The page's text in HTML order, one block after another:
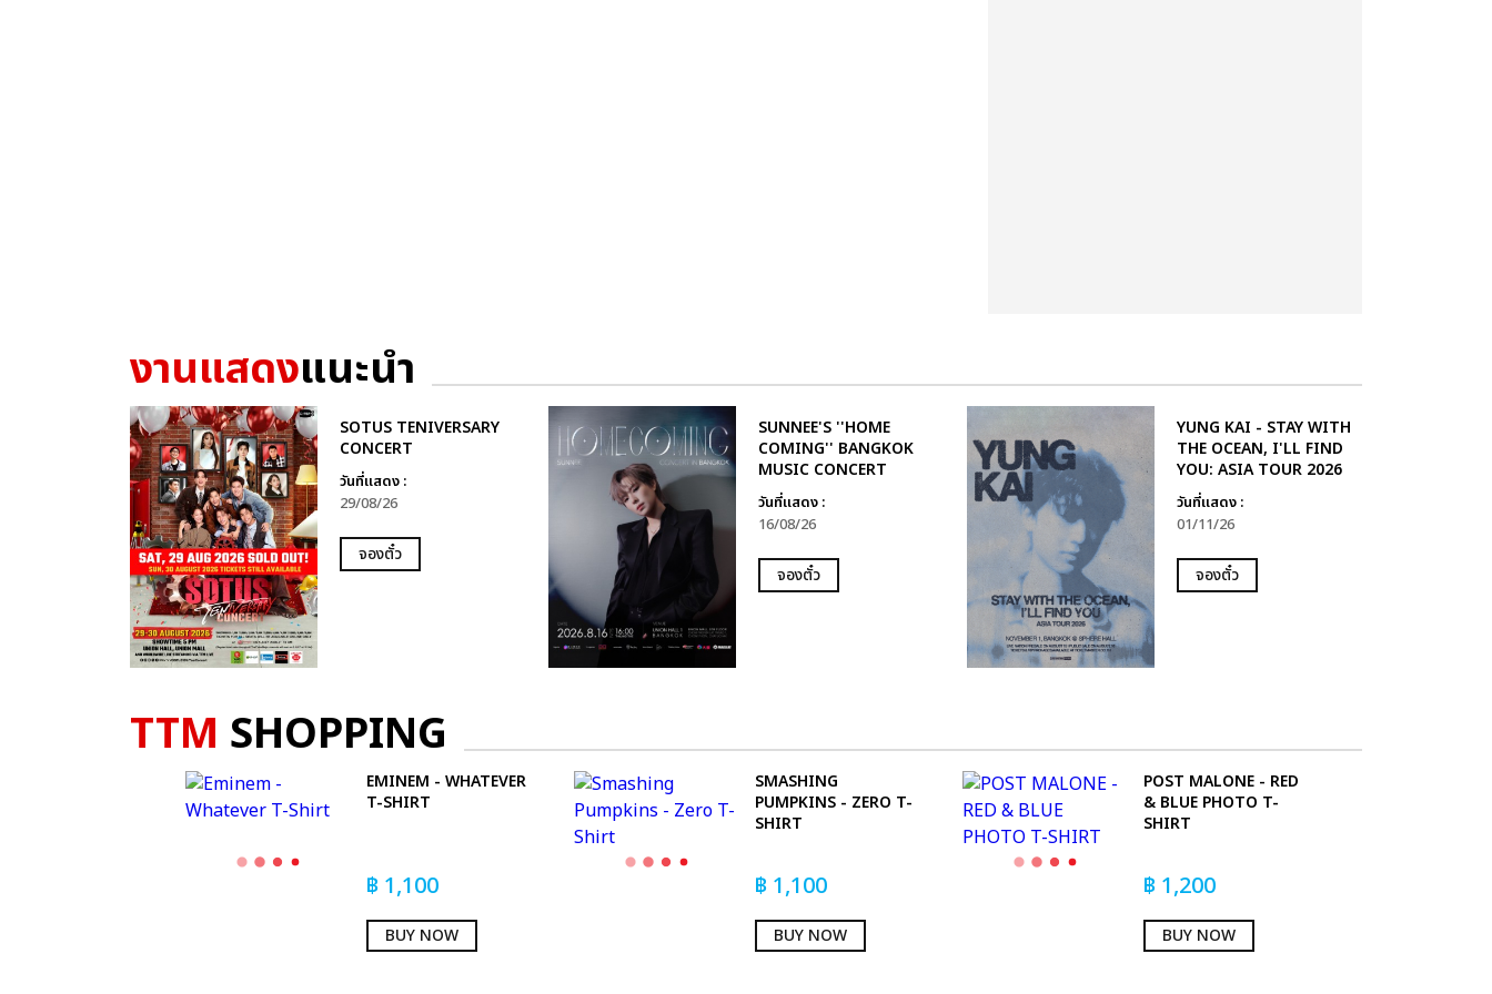
งานแสดงแนะนำ
SOTUS TENIVERSARY
CONCERT
วันที่แสดง :
29/08/26
จองตั๋ว
SUNNEE'S ''HOME
COMING'' BANGKOK
MUSIC CONCERT
วันที่แสดง :
16/08/26
จองตั๋ว
YUNG KAI - STAY WITH
THE OCEAN, I'LL FIND
YOU: ASIA TOUR 2026
วันที่แสดง :
01/11/26
จองตั๋ว
TTM SHOPPING
EMINEM - WHATEVER
T-SHIRT
฿ 1,100
BUY NOW
SMASHING
PUMPKINS - ZERO T-
SHIRT
฿ 1,100
BUY NOW
POST MALONE - RED
& BLUE PHOTO T-
SHIRT
฿ 1,200
BUY NOW